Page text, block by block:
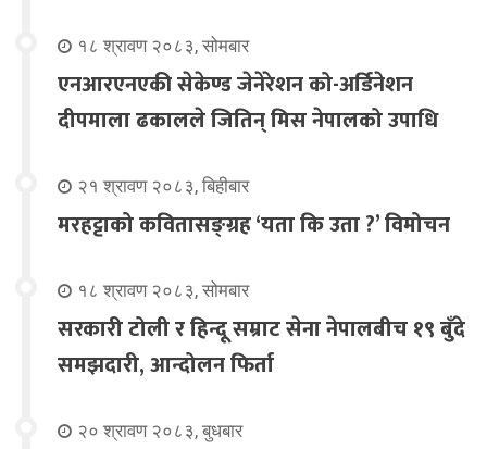
१८ श्रावण २०८३, सोमबार
एनआरएनएकी सेकेण्ड जेनेरेशन को-अर्डिनेशन
दीपमाला ढकालले जितिन् मिस नेपालको उपाधि
२१ श्रावण २०८३, बिहीबार
मरहट्टाको कवितासङ्ग्रह ‘यता कि उता ?’ विमोचन
१८ श्रावण २०८३, सोमबार
सरकारी टोली र हिन्दू सम्राट सेना नेपालबीच १९ बुँदे
समझदारी, आन्दोलन फिर्ता
२० श्रावण २०८३, बुधबार